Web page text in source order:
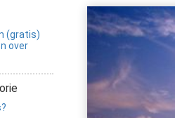
(gratis)
over